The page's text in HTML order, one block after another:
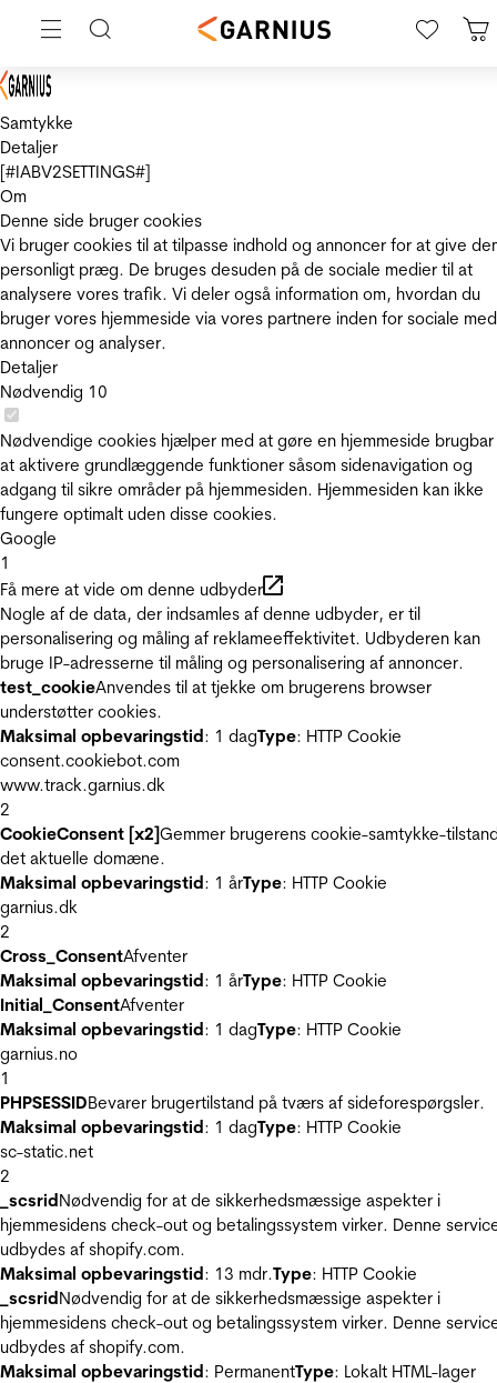
Samtykke
Detaljer
[#IABV2SETTINGS#]
Om
Denne side bruger cookies
Vi bruger cookies til at tilpasse indhold og annoncer for at give
personligt præg. De bruges desuden på de sociale medier til at
analysere vores trafik. Vi deler også information om, hvordan du
bruger vores hjemmeside via vores partnere inden for sociale
annoncer og analyser.
Detaljer
Nødvendig 10
Nødvendige cookies hjælper med at gøre en hjemmeside
at aktivere grundlæggende funktioner såsom sidenavigation og
adgang til sikre områder på hjemmesiden. Hjemmesiden kan ikke
fungere optimalt uden disse cookies.
Google
1
Få mere at vide om denne udbyder
Nogle af de data, der indsamles af denne udbyder, er til
personalisering og måling af reklameeffektivitet. Udbyderen kan
bruge IP-adresserne til måling og personalisering af annoncer.
test_cookieAnvendes til at tjekke om brugerens browser
understøtter cookies.
Maksimal opbevaringstid: 1 dagType: HTTP Cookie
consent.cookiebot.com
www.track.garnius.dk
2
CookieConsent [x2]Gemmer brugerens cookie-samtykke-
det aktuelle domæne.
Maksimal opbevaringstid: 1 årType: HTTP Cookie
garnius.dk
2
Cross_ConsentAfventer
Maksimal opbevaringstid: 1 årType: HTTP Cookie
Initial_ConsentAfventer
Maksimal opbevaringstid: 1 dagType: HTTP Cookie
garnius.no
1
PHPSESSIDBevarer brugertilstand på tværs af sideforespørgsler.
Maksimal opbevaringstid: 1 dagType: HTTP Cookie
sc-static.net
2
_scsridNødvendig for at de sikkerhedsmæssige aspekter i
hjemmesidens check-out og betalingssystem virker. Denne
udbydes af shopify.com.
Maksimal opbevaringstid: 13 mdr.Type: HTTP Cookie
_scsridNødvendig for at de sikkerhedsmæssige aspekter i
hjemmesidens check-out og betalingssystem virker. Denne
udbydes af shopify.com.
Maksimal opbevaringstid: PermanentType: Lokalt HTML-lager